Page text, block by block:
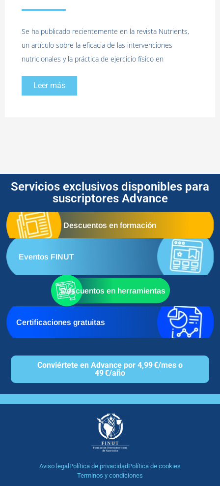
Se ha publicado recientemente en la revista Nutrients,
un artículo sobre la eficacia de las intervenciones
nutricionales y la práctica de ejercicio físico en
Leer más
Servicios exclusivos disponibles para
suscriptores Advance
Descuentos en formación
Eventos FINUT
Descuentos en herramientas
Certificaciones gratuitas
Conviértete en Advance por 4,99 €/mes o
49 €/año
Aviso legal Política de privacidadPolítica de cookies
Terminos y condiciones